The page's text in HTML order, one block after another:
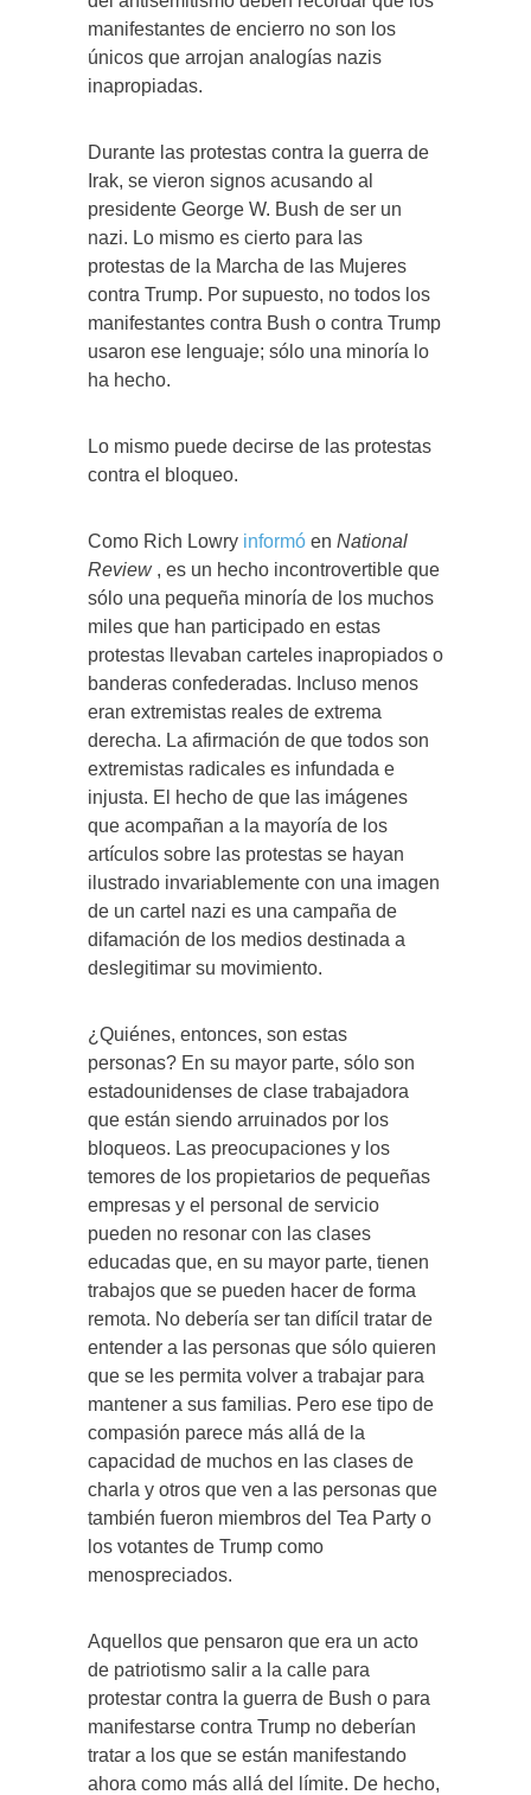
manifestantes de encierro no son los
únicos que arrojan analogías nazis
inapropiadas.
Durante las protestas contra la guerra de
Irak, se vieron signos acusando al
presidente George W. Bush de ser un
nazi. Lo mismo es cierto para las
protestas de la Marcha de las Mujeres
contra Trump. Por supuesto, no todos los
manifestantes contra Bush o contra Trump
usaron ese lenguaje; sólo una minoría lo
ha hecho.
Lo mismo puede decirse de las protestas
contra el bloqueo.
Como Rich Lowry informó en National
Review, es un hecho incontrovertible que
sólo una pequeña minoría de los muchos
miles que han participado en estas
protestas llevaban carteles inapropiados o
banderas confederadas. Incluso menos
eran extremistas reales de extrema
derecha. La afirmación de que todos son
extremistas radicales es infundada e
injusta. El hecho de que las imágenes
que acompañan a la mayoría de los
artículos sobre las protestas se hayan
ilustrado invariablemente con una imagen
de un cartel nazi es una campaña de
difamación de los medios destinada a
deslegitimar su movimiento.
¿Quiénes, entonces, son estas
personas? En su mayor parte, sólo son
estadounidenses de clase trabajadora
que están siendo arruinados por los
bloqueos. Las preocupaciones y los
temores de los propietarios de pequeñas
empresas y el personal de servicio
pueden no resonar con las clases
educadas que, en su mayor parte, tienen
trabajos que se pueden hacer de forma
remota. No debería ser tan difícil tratar de
entender a las personas que sólo quieren
que se les permita volver a trabajar para
mantener a sus familias. Pero ese tipo de
compasión parece más allá de la
capacidad de muchos en las clases de
charla y otros que ven a las personas que
también fueron miembros del Tea Party o
los votantes de Trump como
menospreciados.
Aquellos que pensaron que era un acto
de patriotismo salir a la calle para
protestar contra la guerra de Bush o para
manifestarse contra Trump no deberían
tratar a los que se están manifestando
ahora como más allá del límite. De hecho,